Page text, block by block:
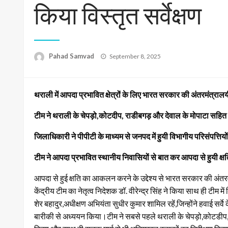
किया विस्तृत सर्वेक्षण
Pahad Samvad
Posted
September 8, 2025
थराली में आपदा प्रभावित क्षेत्रों के लिए भारत सरकार की
टीम ने थराली के चेपड़ो,कोटदीप, राडीबगड़ और देवाल के मोपाटा सहित
जिलाधिकारी ने पीपीटी के माध्यम से जनपद में हुयी विभागीय
टीम ने आपदा प्रभावित स्थानीय निवासियों से बात कर आपदा से हुयी
आपदा से हुई क्षति का आकलन करने के उद्देश्य से भारत सरकार की
केंद्रीय टीम का नेतृत्व निदेशक डॉ. वीरेन्द्र सिंह ने किया साथ ही टीम
शेर बहादुर,अधीक्षण अभियंता सुधीर कुमार शामिल रहें,जिन्होंने हवाई
बारीकी से अध्ययन किया।टीम ने सबसे पहले थराली के चेपड़ो,कोटडीप,